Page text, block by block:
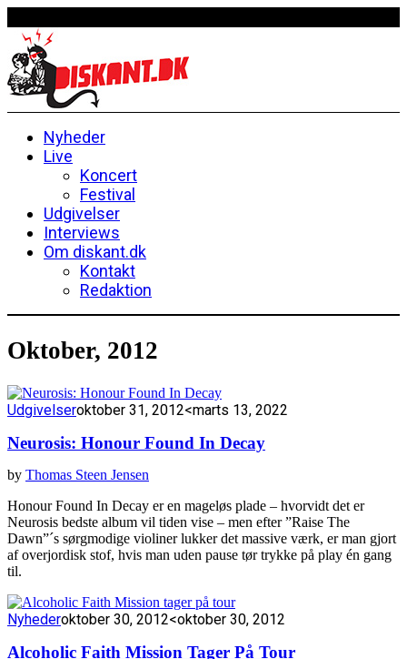
Nyheder
Live
Koncert
Festival
Udgivelser
Interviews
Om diskant.dk
Kontakt
Redaktion
Oktober, 2012
Udgivelseroktober 31, 2012<marts 13, 2022
Neurosis: Honour Found In Decay
by Thomas Steen Jensen
Honour Found In Decay er en mageløs plade – hvorvidt det er
Neurosis bedste album vil tiden vise – men efter ”Raise The
Dawn”´s sørgmodige violiner lukker det massive værk, er man gjort
af overjordisk stof, hvis man uden pause tør trykke på play én gang
til.
Nyhederoktober 30, 2012<oktober 30, 2012
Alcoholic Faith Mission Tager På Tour